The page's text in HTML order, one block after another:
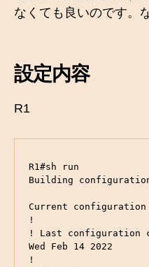
なくても良いのです。
設定内容
R1
R1#sh run
Building
Current
!
! Last configuration
Wed Feb 14 2022
!